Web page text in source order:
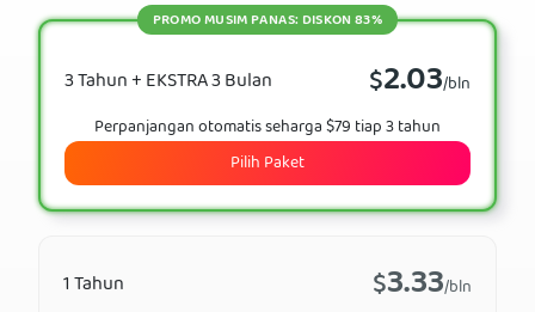
3 Tahun + EKSTRA 3 Bulan $2.03/bln
PROMO MUSIM PANAS: DISKON 83%
Perpanjangan otomatis seharga $79 tiap 3 tahun
Pilih Paket
1 Tahun $3.33/bln